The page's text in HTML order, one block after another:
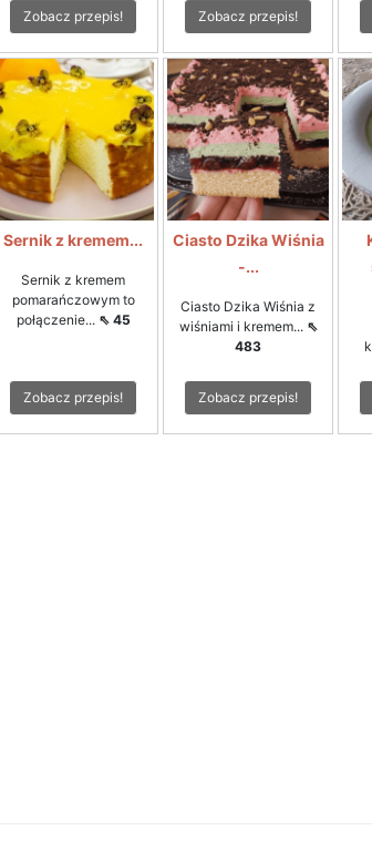
Zobacz przepis! Zobacz przepis!
Sernik z kremem...
Sernik z kremem
pomarańczowym to
połączenie... ⇖ 45
Zobacz przepis!
Ciasto Dzika Wiśnia
-...
Ciasto Dzika Wiśnia z
wiśniami i kremem... ⇖
483
Zobacz przepis!